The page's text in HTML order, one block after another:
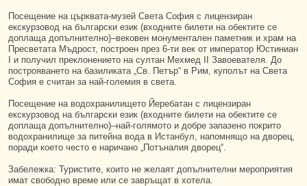
Посещение на църквата-музей Света София с лицензиран
екскурзовод на български език (входните билети на обектите се
доплаща допълнително)–вековен монументален паметник и храм на
Пресветата Мъдрост, построен през 6-ти век от император Юстиниан
I и получил преклонението на султан Мехмед II Завоевателя. До
построяването на базиликата „Св. Петър“ в Рим, куполът на Света
София е считан за най-големия в света.
Посещение на водохранилището Йеребатан с лицензиран
екскурзовод на български език (входните билети на обектите се
доплаща допълнително)–най-голямото и добре запазено покрито
водохранилище за питейна вода в Истанбул, напомнящо на дворец,
поради което често е наричано „Потъналия дворец“.
Забележка: Туристите, които не желаят допълнителни мероприятия
имат свободно време или се завръщат в хотела.